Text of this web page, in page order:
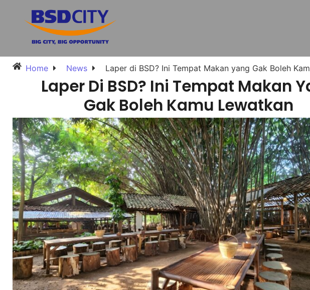
Home News Laper di BSD? Ini Tempat Makan yang Gak Boleh
Laper Di BSD? Ini Tempat Makan
Gak Boleh Kamu Lewatkan